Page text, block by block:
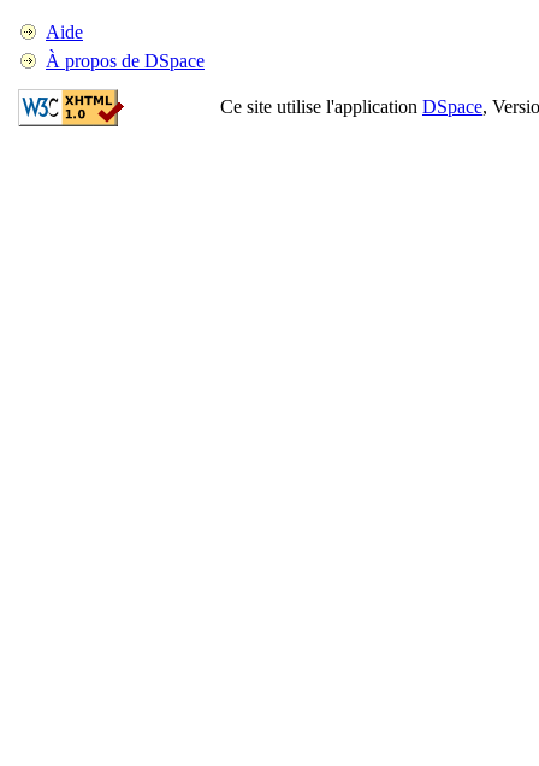
Aide
À propos de DSpace
Ce site utilise l'application DSpace,